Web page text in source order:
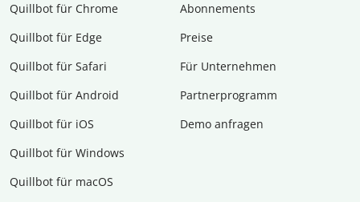
Quillbot für Chrome
Quillbot für Edge
Quillbot für Safari
Quillbot für Android
Quillbot für iOS
Quillbot für Windows
Quillbot für macOS
Abon­ne­ments
Preise
Für Unternehmen
Partnerprogramm
Demo anfragen